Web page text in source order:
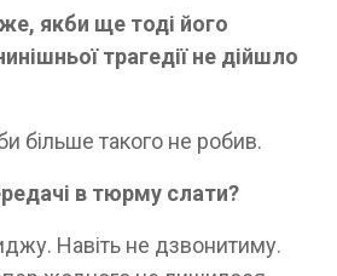
якби ще тоді його
трагедії не дійшло
більше такого не робив.
в тюрму слати?
Навіть не дзвонитиму.